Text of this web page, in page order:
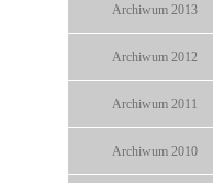
Archiwum 2013
Archiwum 2012
Archiwum 2011
Archiwum 2010